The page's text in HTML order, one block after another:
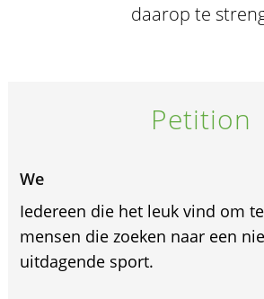
daarop te
Petition
We
Iedereen die het leuk vind om
mensen die zoeken naar een
uitdagende sport.